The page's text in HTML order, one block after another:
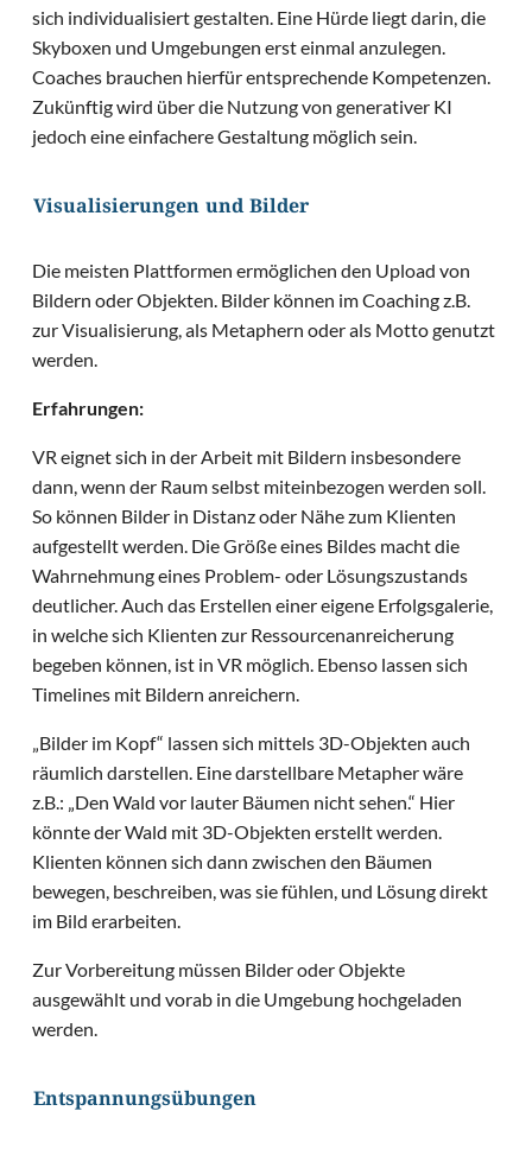
sich individualisiert gestalten. Eine Hürde liegt darin, die
Skyboxen und Umgebungen erst einmal anzulegen.
Coaches brauchen hierfür entsprechende Kompetenzen.
Zukünftig wird über die Nutzung von generativer KI
jedoch eine einfachere Gestaltung möglich sein.
Visualisierungen und Bilder
Die meisten Plattformen ermöglichen den Upload von
Bildern oder Objekten. Bilder können im Coaching z.B.
zur Visualisierung, als Metaphern oder als Motto genutzt
werden.
Erfahrungen:
VR eignet sich in der Arbeit mit Bildern insbesondere
dann, wenn der Raum selbst miteinbezogen werden soll.
So können Bilder in Distanz oder Nähe zum Klienten
aufgestellt werden. Die Größe eines Bildes macht die
Wahrnehmung eines Problem- oder Lösungszustands
deutlicher. Auch das Erstellen einer eigene Erfolgsgalerie,
in welche sich Klienten zur Ressourcenanreicherung
begeben können, ist in VR möglich. Ebenso lassen sich
Timelines mit Bildern anreichern.
„Bilder im Kopf“ lassen sich mittels 3D-Objekten auch
räumlich darstellen. Eine darstellbare Metapher wäre
z.B.: „Den Wald vor lauter Bäumen nicht sehen.“ Hier
könnte der Wald mit 3D-Objekten erstellt werden.
Klienten können sich dann zwischen den Bäumen
bewegen, beschreiben, was sie fühlen, und Lösung direkt
im Bild erarbeiten.
Zur Vorbereitung müssen Bilder oder Objekte
ausgewählt und vorab in die Umgebung hochgeladen
werden.
Entspannungsübungen